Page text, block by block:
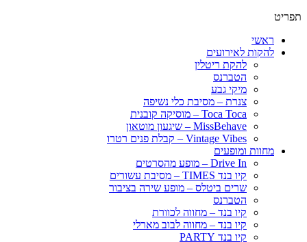
תפריט
ראשי
להקות לאירועים
להקת ריטלין
הטברנס
מיקי גבע
צנרת – מסיבת כלי נשיפה
Toca Toca – מוסיקה קובנית
MissBehave – שיגעון מוטאון
Vintage Vibes – קבלת פנים רטרו
מחוות ומופעים
Drive In – מופע מהסרטים
קיו בנד TIMES – מסיבת עשורים
שרים ביטלס – מופע שירה בציבור
הטברנס
קיו בנד – מחווה לכוורת
קיו בנד – מחווה לבוב מארלי
קיו בנד PARTY